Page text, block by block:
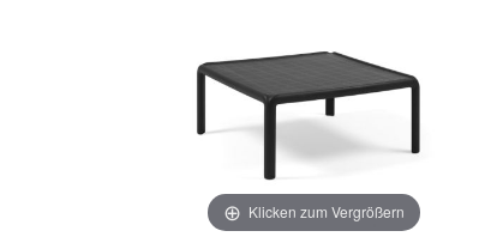
Klicken zum Vergrößern